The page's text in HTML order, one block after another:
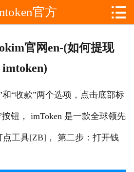

imtoken官方
im钱包
官方 
官网en-(如何提现
imtoken)
“收款”两个选项，点击底部标
钮， imToken 是一款全球领先
点工具[ZB]， 第二步：打开钱